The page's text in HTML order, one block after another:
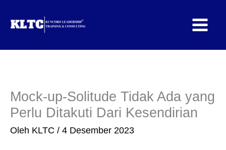
Mock-up-Solitude Tidak Ada yang
Perlu Ditakuti Dari Kesendirian
Oleh KLTC / 4 Desember 2023